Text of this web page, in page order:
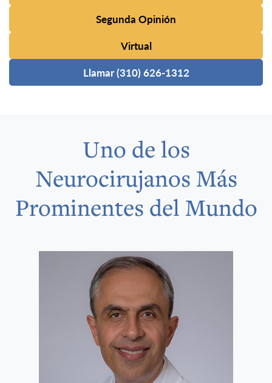
Segunda Opinión
Virtual
Llamar (310) 626-1312
Uno de los
Neurocirujanos Más
Prominentes del Mundo